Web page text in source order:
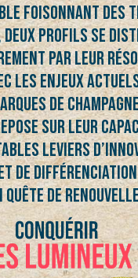
FOISONNANT DES
PROFILS SE
PAR LEUR
LES ENJEUX
DE
SUR LEUR
LEVIERS
DE
QUÊTE DE